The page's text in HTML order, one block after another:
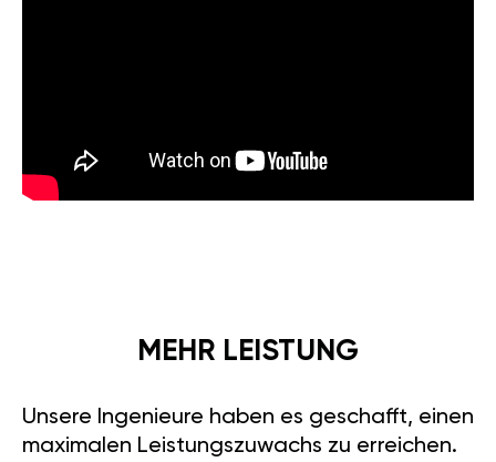
MEHR LEISTUNG
Unsere Ingenieure haben es geschafft, einen
maximalen Leistungszuwachs zu erreichen.